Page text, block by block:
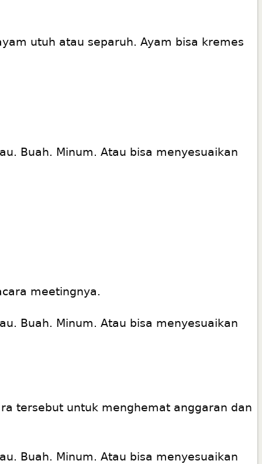
utuh atau separuh. Ayam bisa kremes
Buah. Minum. Atau bisa menyesuaikan
meetingnya.
Buah. Minum. Atau bisa menyesuaikan
tersebut untuk menghemat anggaran dan
Buah. Minum. Atau bisa menyesuaikan